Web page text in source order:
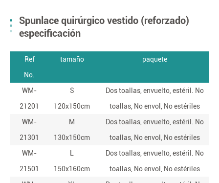
Spunlace quirúrgico vestido (reforzado)
especificación
Ref
No.
tamaño paquete
WM-
21201
S
120x150cm
Dos toallas, envuelto, estéril. No
toallas, No envol, No estériles
WM-
21301
M
130x150cm
Dos toallas, envuelto, estéril. No
toallas, No envol, No estériles
WM-
21501
L
150x160cm
Dos toallas, envuelto, estéril. No
toallas, No envol, No estériles